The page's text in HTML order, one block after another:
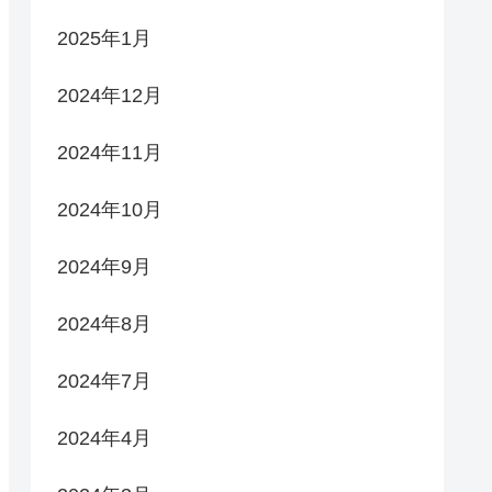
2025年1月
2024年12月
2024年11月
2024年10月
2024年9月
2024年8月
2024年7月
2024年4月